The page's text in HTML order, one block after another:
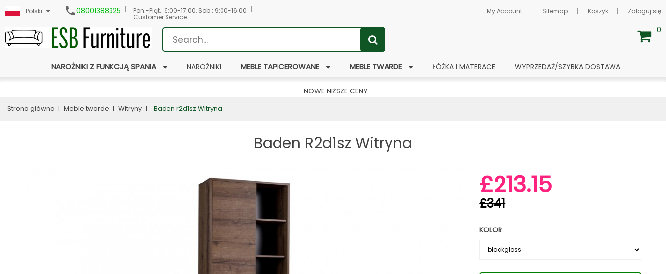
Polski 08001388325 Pon.-Piąt.: 9:00-17:00, Sob.: 9:00-16:00
Customer Service
My Account Sitemap Koszyk Zaloguj się
0
NAROŻNIKI Z FUNKCJĄ SPANIA NAROŻNIKI MEBLE TAPICEROWANE MEBLE TWARDE ŁÓŻKA I MATERACE WYPRZEDAŻ/SZYBKA DOSTAWA
NOWE NIŻSZE CENY
Strona główna Meble twarde Witryny Baden r2d1sz Witryna
Baden R2d1sz Witryna
£213.15
£341
KOLOR